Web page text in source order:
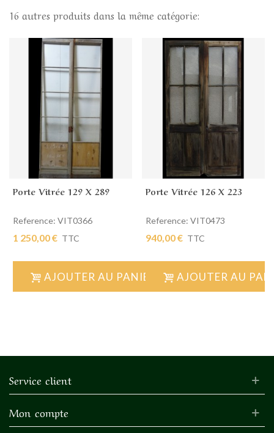
16 autres produits dans la même catégorie:
Porte Vitrée 129 X 289
Reference: VIT0366
1 250,00 € TTC
AJOUTER AU PANIER
Porte Vitrée 126 X 223
Reference: VIT0473
940,00 € TTC
AJOUTER AU
Service client
Mon compte